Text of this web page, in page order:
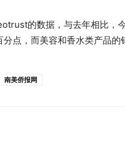
的数据，与去年相比，
点，而美容和香水类产品的
南美侨报网